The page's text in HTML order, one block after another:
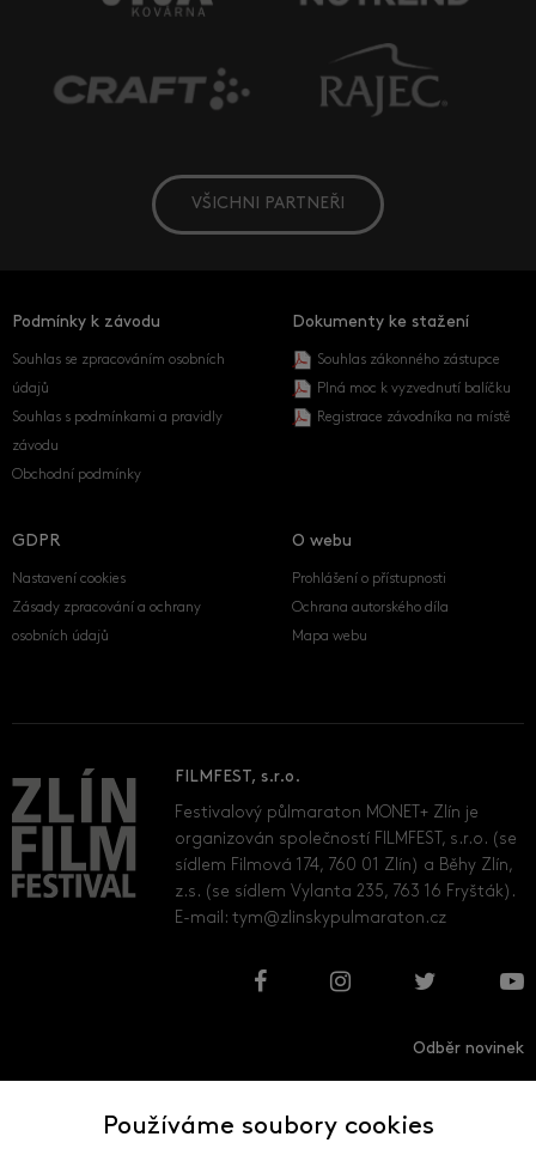
VŠICHNI PARTNEŘI
Podmínky k závodu
Souhlas se zpracováním osobních
údajů
Souhlas s podmínkami a pravidly
závodu
Obchodní podmínky
Dokumenty ke stažení
Souhlas zákonného zástupce
Plná moc k vyzvednutí balíčku
Registrace závodníka na místě
GDPR
Nastavení cookies
Zásady zpracování a ochrany
osobních údajů
O webu
Prohlášení o přístupnosti
Ochrana autorského díla
Mapa webu
FILMFEST, s.r.o.
Festivalový půlmaraton MONET+ Zlín je
organizován společností FILMFEST, s.r.o. (se
sídlem Filmová 174, 760 01 Zlín) a Běhy Zlín,
z.s. (se sídlem Vylanta 235, 763 16 Fryšták).
E-mail:tym@zlinskypulmaraton.cz
Odběr novinek
Používáme soubory cookies